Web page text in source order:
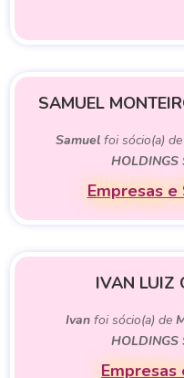
SAMUEL
Samuelfoi sócio(a) de
HOLDINGS
Empresas
IVAN LUIZ
Ivanfoi sócio(a) de
HOLDINGS
Empresas